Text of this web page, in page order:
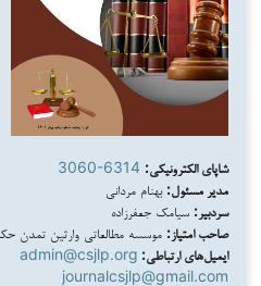
شاپای الکترونیکی: 3060-6314
مدیر مسئول: بهنام مردانی
سردبیر: سیامک جعفرزاده
صاحب امتیاز: موسسه مطالعاتی وارثین تمدن
ایمیل‌های ارتباطی: admin@csjlp.org
journalcsjlp@gmail.com